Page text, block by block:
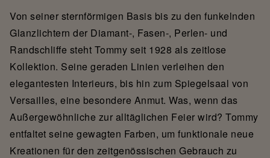
Von seiner sternförmigen Basis bis zu den funkelnden
Glanzlichtern der Diamant-, Fasen-, Perlen- und
Randschliffe steht Tommy seit 1928 als zeitlose
Kollektion. Seine geraden Linien verleihen den
elegantesten Interieurs, bis hin zum Spiegelsaal von
Versailles, eine besondere Anmut. Was, wenn das
Außergewöhnliche zur alltäglichen Feier wird? Tommy
entfaltet seine gewagten Farben, um funktionale neue
Kreationen für den zeitgenössischen Gebrauch zu